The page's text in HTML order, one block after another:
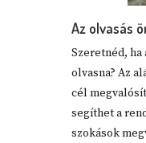
Az olvasás
Szeretnéd, ha
olvasna? Az
cél
segíthet a
szokások